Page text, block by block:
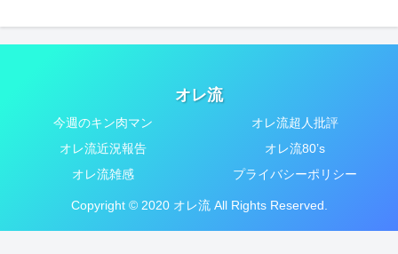
オレ流
今週のキン肉マン
オレ流超人批評
オレ流近況報告
オレ流80’s
オレ流雑感
プライバシーポリシー
Copyright © 2020 オレ流 All Rights Reserved.